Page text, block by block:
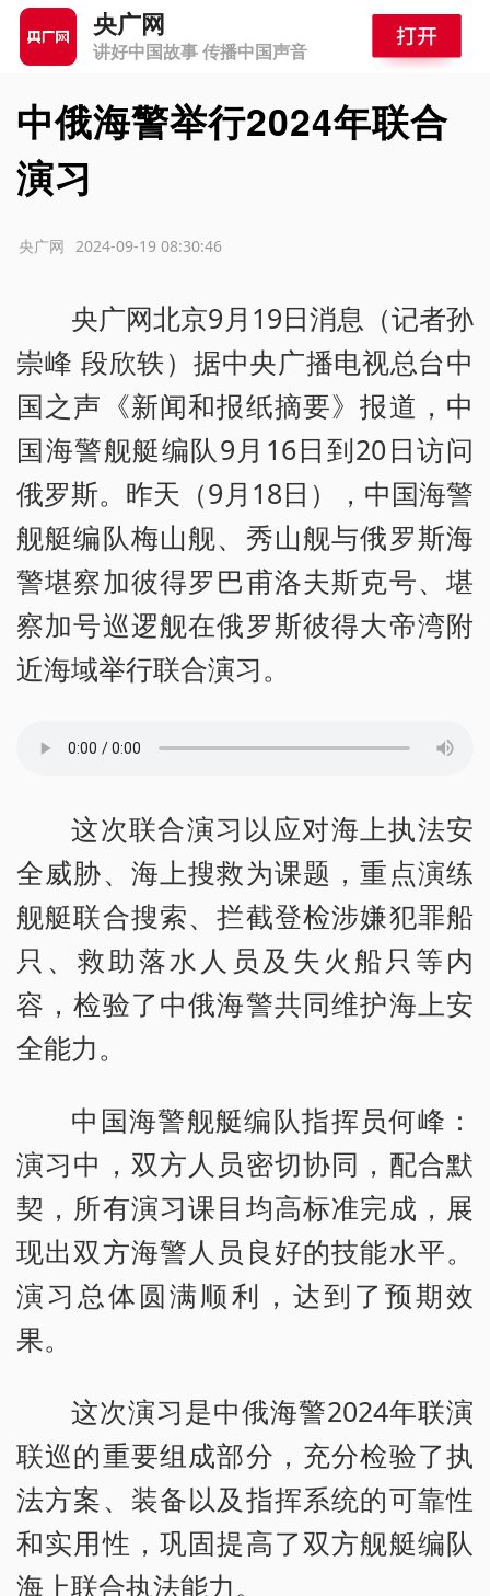
央广网
讲好中国故事 传播中国声音
中俄海警举行2024年联合
演习
2024-09-19 08:30:46
央广网
央广网北京9月19日消息（记者孙
崇峰 段欣轶）据中央广播电视总台中
国之声《新闻和报纸摘要》报道，中
国海警舰艇编队9月16日到20日访问
俄罗斯。昨天（9月18日），中国海警
舰艇编队梅山舰、秀山舰与俄罗斯海
警堪察加彼得罗巴甫洛夫斯克号、堪
察加号巡逻舰在俄罗斯彼得大帝湾附
近海域举行联合演习。
这次联合演习以应对海上执法安
全威胁、海上搜救为课题，重点演练
舰艇联合搜索、拦截登检涉嫌犯罪船
只、救助落水人员及失火船只等内
容，检验了中俄海警共同维护海上安
全能力。
中国海警舰艇编队指挥员何峰：
演习中，双方人员密切协同，配合默
契，所有演习课目均高标准完成，展
现出双方海警人员良好的技能水平。
演习总体圆满顺利，达到了预期效
果。
这次演习是中俄海警2024年联演
联巡的重要组成部分，充分检验了执
法方案、装备以及指挥系统的可靠性
和实用性，巩固提高了双方舰艇编队
海上联合执法能力。